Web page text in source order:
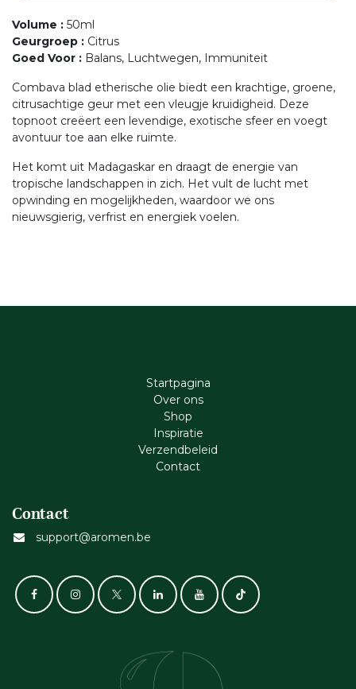
Volume : 50ml
Geurgroep : Citrus
Goed Voor : Balans, Luchtwegen, Immuniteit
Combava blad etherische olie biedt een krachtige, groene,
citrusachtige geur met een vleugje kruidigheid. Deze
topnoot creëert een levendige, exotische sfeer en voegt
avontuur toe aan elke ruimte.
Het komt uit Madagaskar en draagt de energie van
tropische landschappen in zich. Het vult de lucht met
opwinding en mogelijkheden, waardoor we ons
nieuwsgierig, verfrist en energiek voelen.
Startpagina
Ove​r​ ons
Shop
Inspiratie
Verzendbeleid
Cont​act
Contact
support@aromen.be